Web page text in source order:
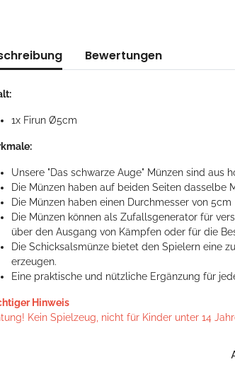
Bewertungen
1x Firun Ø5cm
Unsere "Das schwarze Auge" Münzen sind
Die Münzen haben auf beiden Seiten dasselbe
Die Münzen haben einen Durchmesser von 5cm
Die Münzen können als Zufallsgenerator für
über den Ausgang von Kämpfen oder für die
Die Schicksalsmünze bietet den Spielern eine
erzeugen.
Eine praktische und nützliche Ergänzung für
Hinweis
Kein Spielzeug, nicht für Kinder unter 14